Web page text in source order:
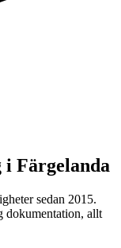
i Färgelanda
sedan 2015.
dokumentation, allt